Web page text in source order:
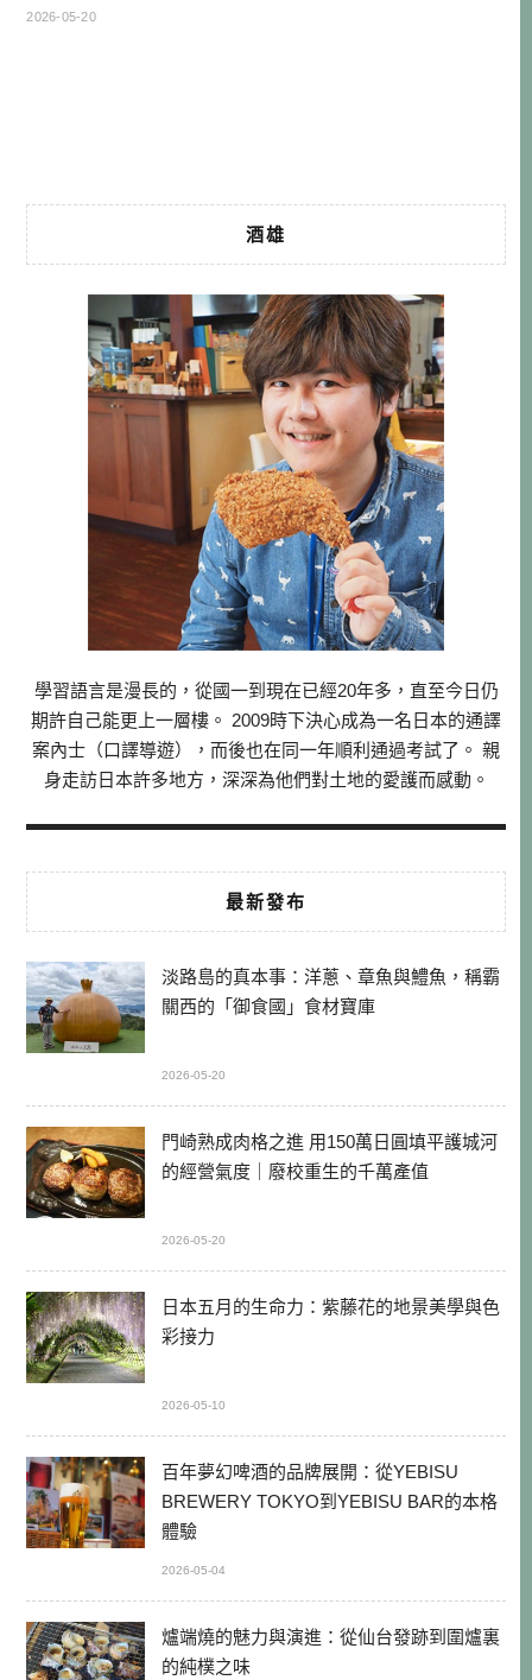
與鱧魚（ハモ），都擁有讓京都高級料亭主廚們趨之若鶩的
2026-05-20
酒雄
學習語言是漫長的，從國一到現在已經20年多，直至今日仍
期許自己能更上一層樓。 2009時下決心成為一名日本的通譯
案內士（口譯導遊），而後也在同一年順利通過考試了。 親
身走訪日本許多地方，深深為他們對土地的愛護而感動。
最新發布
淡路島的真本事：洋蔥、章魚與鱧魚，稱霸
關西的「御食國」食材寶庫
2026-05-20
門崎熟成肉格之進 用150萬日圓填平護城河
的經營氣度｜廢校重生的千萬產值
2026-05-20
日本五月的生命力：紫藤花的地景美學與色
彩接力
2026-05-10
百年夢幻啤酒的品牌展開：從YEBISU
BREWERY TOKYO到YEBISU BAR的本格
體驗
2026-05-04
爐端燒的魅力與演進：從仙台發跡到圍爐裏
的純樸之味